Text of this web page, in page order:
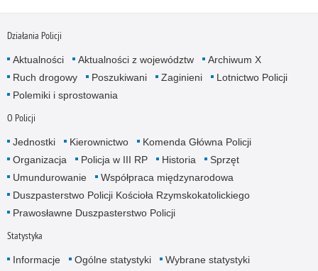
Działania Policji
Aktualności Aktualności z województw
Archiwum X
Ruch drogowy
Poszukiwani Zaginieni
Lotnictwo Policji
Polemiki i sprostowania
O Policji
Jednostki Kierownictwo
Komenda Główna Policji
Organizacja
Policja w III RP Historia
Sprzęt
Umundurowanie
Współpraca międzynarodowa
Duszpasterstwo Policji Kościoła Rzymskokatolickiego
Prawosławne Duszpasterstwo Policji
Statystyka
Informacje Ogólne statystyki
Wybrane statystyki